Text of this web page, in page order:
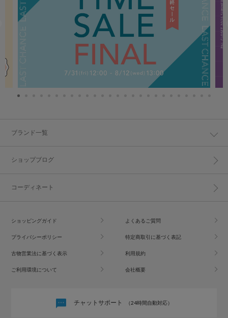
ブランド一覧
ショップブログ
コーディネート
ショッピングガイド よくあるご質問
プライバシーポリシー 特定商取引に基づく表記
古物営業法に基づく表示 利用規約
ご利用環境について 会社概要
チャットサポート （24時間自動対応）